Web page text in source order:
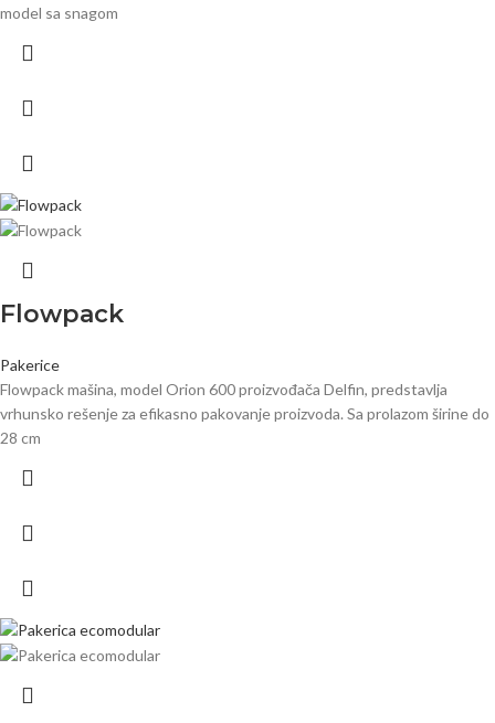
model sa snagom
Flowpack
Pakerice
Flowpack mašina, model Orion 600 proizvođača Delfin, predstavlja
vrhunsko rešenje za efikasno pakovanje proizvoda. Sa prolazom širine do
28 cm